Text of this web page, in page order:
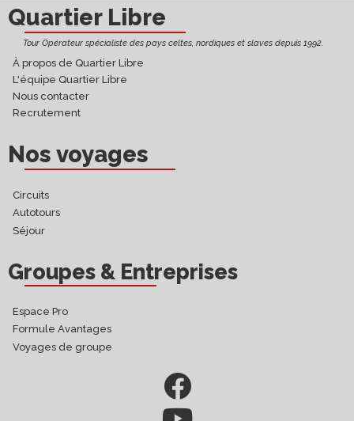
Quartier Libre
Tour Opérateur spécialiste des pays celtes, nordiques et slaves depuis 1992.
À propos de Quartier Libre
L'équipe Quartier Libre
Nous contacter
Recrutement
Nos voyages
Circuits
Autotours
Séjour
Groupes & Entreprises
Espace Pro
Formule Avantages
Voyages de groupe